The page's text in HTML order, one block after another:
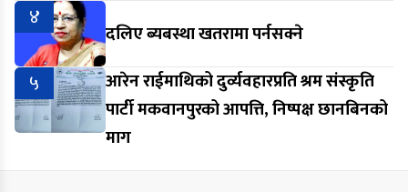
४
दलिए ब्यबस्था खतरामा पर्नसक्ने
५
आरेन राईमाथिको दुर्व्यवहारप्रति श्रम संस्कृति
पार्टी मकवानपुरको आपत्ति, निष्पक्ष छानबिनको
माग